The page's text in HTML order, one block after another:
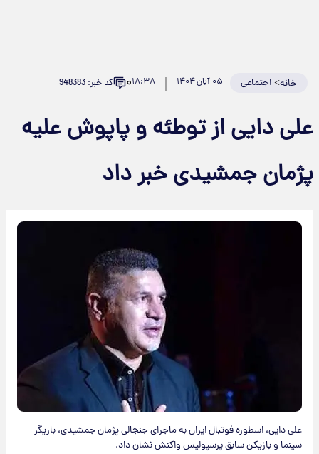
خانه>اجتماعی ۰۵ آبان ۱۴۰۴ ۱۸:۳۸۰ کد خبر: 948383
علی دایی از توطئه و پاپوش علیه
پژمان جمشیدی خبر داد
علی دایی، اسطوره فوتبال ایران به ماجرای جنجالی پژمان جمشیدی، بازیگر
سینما و بازیکن سابق پرسپولیس واکنش نشان داد.